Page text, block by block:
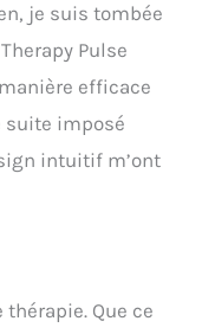
je suis tombée
Pulse
efficace
suite imposé
intuitif m’ont
Que ce